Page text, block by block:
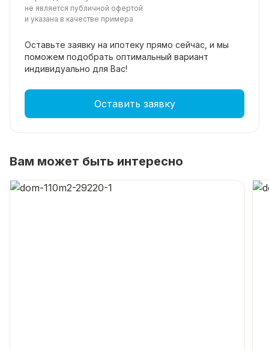
не является публичной офертой
и указана в качестве примера
Оставьте заявку на ипотеку прямо сейчас, и мы
поможем подобрать оптимальный вариант
индивидуально для Вас!
Оставить заявку
Вам может быть интересно